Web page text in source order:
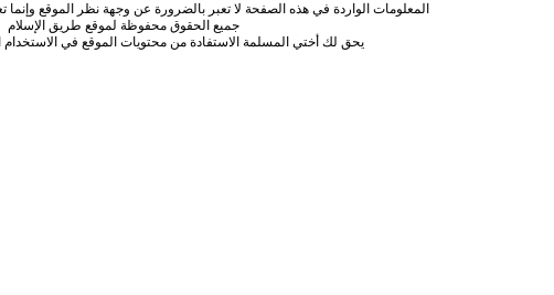
المعلومات الواردة في هذه الصفحة لا تعبر بالضرورة عن وجهة نظر الموقع وإنما
جميع الحقوق محفوظة لموقع طريق الإسلام
يحق لك أختي المسلمة الاستفادة من محتويات الموقع في